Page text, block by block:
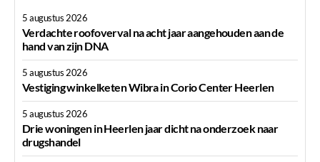
5 augustus 2026
Verdachte roofoverval na acht jaar aangehouden aan de
hand van zijn DNA
5 augustus 2026
Vestiging winkelketen Wibra in Corio Center Heerlen
5 augustus 2026
Drie woningen in Heerlen jaar dicht na onderzoek naar
drugshandel